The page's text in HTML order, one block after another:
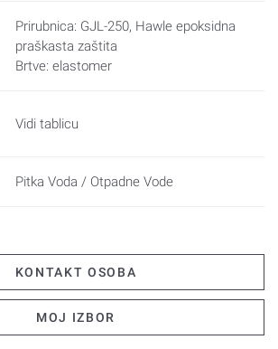
Prirubnica: GJL-250, Hawle epoksidna
praškasta zaštita
Brtve: elastomer
Vidi tablicu
Pitka Voda / Otpadne Vode
KONTAKT OSOBA
MOJ IZBOR